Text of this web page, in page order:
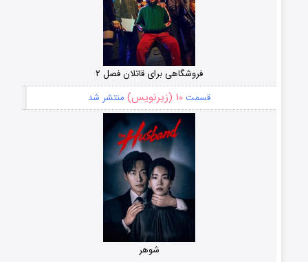
فروشگاهی برای قاتلان فصل ۲
قسمت۱۰ (زیرنویس) منتشر شد
شوهر